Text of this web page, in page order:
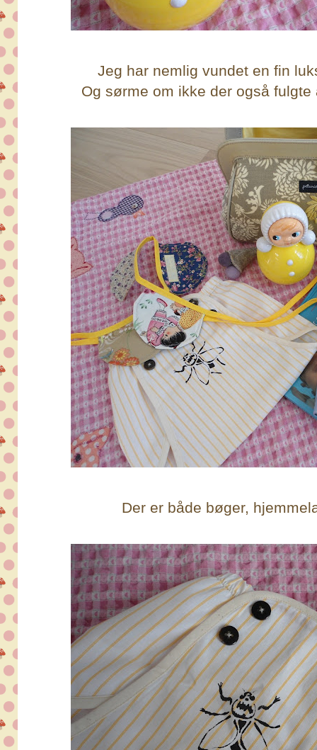
Jeg har nemlig vundet en fin
Og sørme om ikke der også
Der er både bøger,